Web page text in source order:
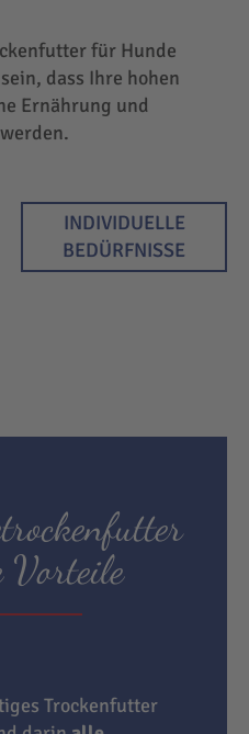
für Hunde
dass Ihre hohen
Ernährung und
INDIVIDUELLE
BEDÜRFNISSE
Vorteile
Trockenfutter